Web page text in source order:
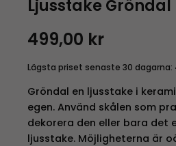
Ljusstake Gröndal
499,00 kr
Lägsta priset senaste 30 dagarna:
Gröndal en ljusstake i
egen. Använd skålen som
dekorera den eller bara det
ljusstake. Möjligheterna är